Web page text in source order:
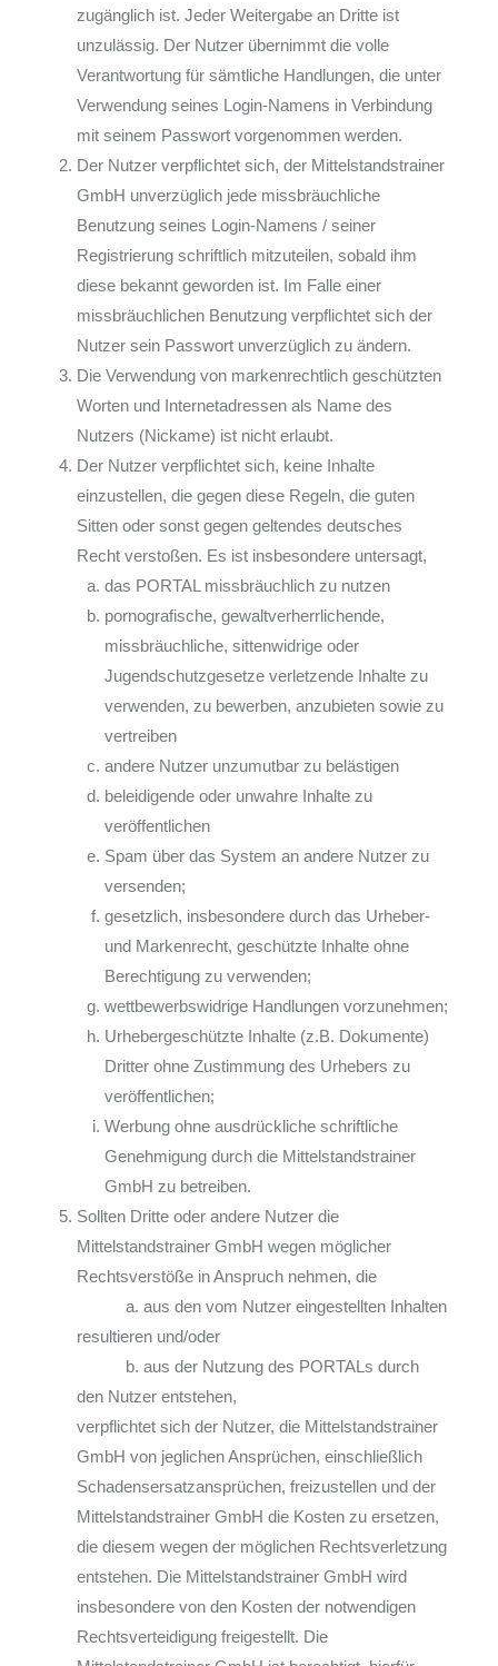
zugänglich ist. Jeder Weitergabe an Dritte ist
unzulässig. Der Nutzer übernimmt die volle
Verantwortung für sämtliche Handlungen, die unter
Verwendung seines Login-Namens in Verbindung
mit seinem Passwort vorgenommen werden.
Der Nutzer verpflichtet sich, der Mittelstandstrainer
GmbH unverzüglich jede missbräuchliche
Benutzung seines Login-Namens / seiner
Registrierung schriftlich mitzuteilen, sobald ihm
diese bekannt geworden ist. Im Falle einer
missbräuchlichen Benutzung verpflichtet sich der
Nutzer sein Passwort unverzüglich zu ändern.
Die Verwendung von markenrechtlich geschützten
Worten und Internetadressen als Name des
Nutzers (Nickame) ist nicht erlaubt.
Der Nutzer verpflichtet sich, keine Inhalte
einzustellen, die gegen diese Regeln, die guten
Sitten oder sonst gegen geltendes deutsches
Recht verstoßen. Es ist insbesondere untersagt,
das PORTAL missbräuchlich zu nutzen
pornografische, gewaltverherrlichende,
missbräuchliche, sittenwidrige oder
Jugendschutzgesetze verletzende Inhalte zu
verwenden, zu bewerben, anzubieten sowie zu
vertreiben
andere Nutzer unzumutbar zu belästigen
beleidigende oder unwahre Inhalte zu
veröffentlichen
Spam über das System an andere Nutzer zu
versenden;
gesetzlich, insbesondere durch das Urheber-
und Markenrecht, geschützte Inhalte ohne
Berechtigung zu verwenden;
wettbewerbswidrige Handlungen vorzunehmen;
Urhebergeschützte Inhalte (z.B. Dokumente)
Dritter ohne Zustimmung des Urhebers zu
veröffentlichen;
Werbung ohne ausdrückliche schriftliche
Genehmigung durch die Mittelstandstrainer
GmbH zu betreiben.
Sollten Dritte oder andere Nutzer die
Mittelstandstrainer GmbH wegen möglicher
Rechtsverstöße in Anspruch nehmen, die
a. aus den vom Nutzer eingestellten Inhalten
resultieren und/oder
b. aus der Nutzung des PORTALs durch
den Nutzer entstehen,
verpflichtet sich der Nutzer, die Mittelstandstrainer
GmbH von jeglichen Ansprüchen, einschließlich
Schadensersatzansprüchen, freizustellen und der
Mittelstandstrainer GmbH die Kosten zu ersetzen,
die diesem wegen der möglichen Rechtsverletzung
entstehen. Die Mittelstandstrainer GmbH wird
insbesondere von den Kosten der notwendigen
Rechtsverteidigung freigestellt. Die